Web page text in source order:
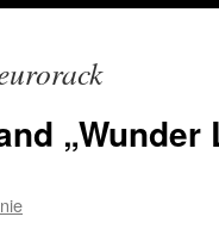
„Wunder